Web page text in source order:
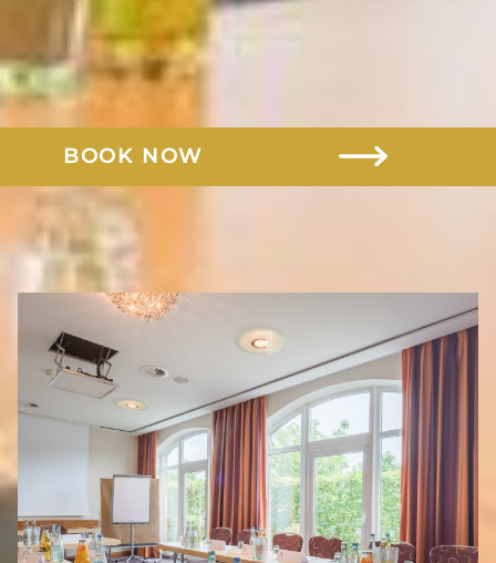
GASTRONOMY
MEETING & EVENTS
GIFT VOUCHERS
BOOK NOW